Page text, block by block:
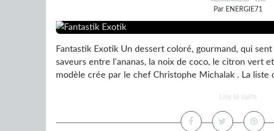
Par ENERGIE71
Fantastik Exotik Un dessert coloré, gourmand, qui
saveurs entre l'ananas, la noix de coco, le citron vert
modèle crée par le chef Christophe Michalak . La liste
Lire la suite